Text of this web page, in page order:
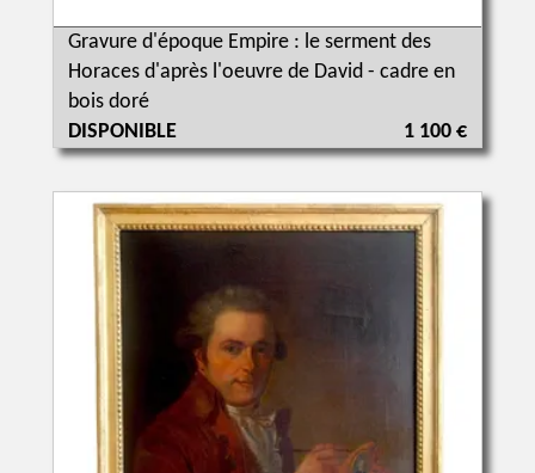
Gravure d'époque Empire : le serment des
Horaces d'après l'oeuvre de David - cadre en
bois doré
DISPONIBLE
1 100 €